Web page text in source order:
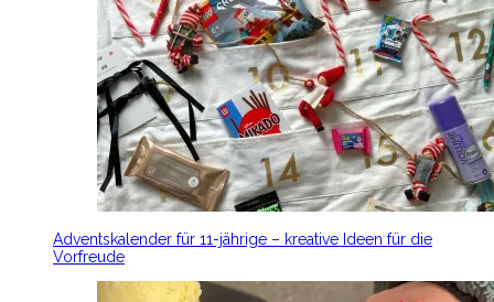
Adventskalender für 11-jährige – kreative Ideen für die
Vorfreude